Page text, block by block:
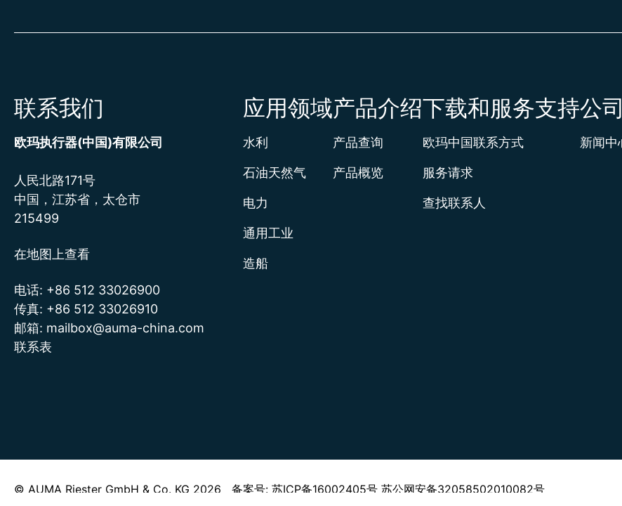
联系我们
欧玛执行器(中国)有限公司
人民北路171号
中国，江苏省，太仓市
215499
在地图上查看
电话: +86 512 33026900
传真: +86 512 33026910
邮箱: mailbox@auma-china.com
联系表
应用领域
水利
石油天然气
电力
通用工业
造船
产品介绍
产品查询
产品概览
下载和服务支持
欧玛中国联系方式
服务请求
查找联系人
公
新闻中
© AUMA Riester GmbH & Co. KG 2026 备案号: 苏ICP备16002405号 苏公网安备32058502010082号